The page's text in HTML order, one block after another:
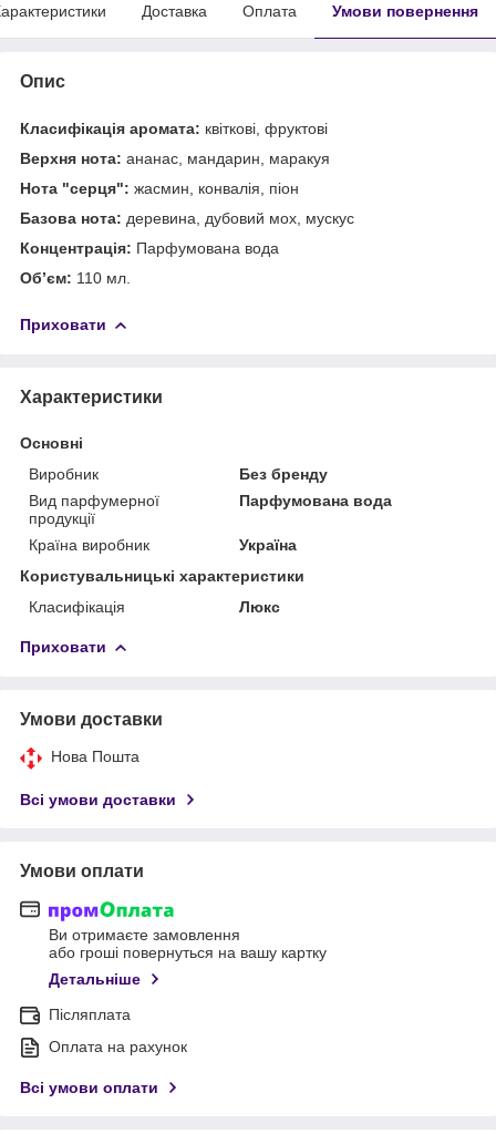
Доставка Оплата Умови повернення
Опис
Класифікація аромата: квіткові, фруктові
Верхня нота: ананас, мандарин, маракуя
Нота "серця": жасмин, конвалія, піон
Базова нота: деревина, дубовий мох, мускус
Концентрація: Парфумована вода
Об’єм: 110 мл.
Приховати
Характеристики
Основні
Виробник
Без бренду
Вид парфумерної
продукції
Парфумована вода
Країна виробник
Україна
Користувальницькі характеристики
Класифікація
Люкс
Приховати
Умови доставки
Нова Пошта
Всі умови доставки
Умови оплати
Ви отримаєте замовлення
або гроші повернуться на вашу картку
Детальніше
Післяплата
Оплата на рахунок
Всі умови оплати